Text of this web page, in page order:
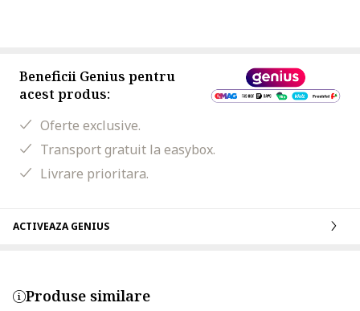
Beneficii Genius pentru
acest produs:
Oferte exclusive.
Transport gratuit la easybox.
Livrare prioritara.
ACTIVEAZA GENIUS
Produse similare